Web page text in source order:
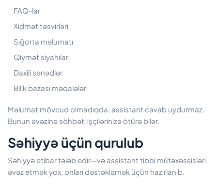
FAQ-lar
Xidmət təsvirləri
Sığorta məlumatı
Qiymət siyahıları
Daxili sənədlər
Bilik bazası məqalələri
Məlumat mövcud olmadıqda, assistant cavab uydurmaz.
Bunun əvəzinə söhbəti işçilərinizə ötürə bilər.
Səhiyyə üçün qurulub
Səhiyyə etibar tələb edir—və assistant tibbi mütəxəssisləri
əvəz etmək yox, onları dəstəkləmək üçün hazırlanıb.